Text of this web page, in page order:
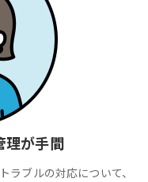
理が手間
ラブルの対応について、